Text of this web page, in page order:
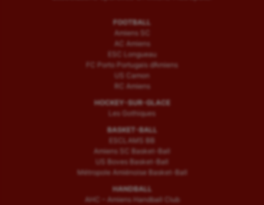
FOOTBALL
Amiens SC
AC Amiens
ESC Longueau
FC Porto Portugais d’Amiens
US Camon
RC Amiens
HOCKEY-SUR-GLACE
Les Gothiques
BASKET-BALL
ESCLAMS BB
Amiens SC Basket-Ball
US Boves Basket-Ball
Métropole Amiénoise Basket-Ball
HANDBALL
AHC – Amiens Handball Club